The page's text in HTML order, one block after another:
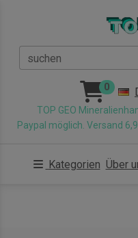
suchen
0
TOP GEO
Paypal möglich. Versand
Kategorien Über